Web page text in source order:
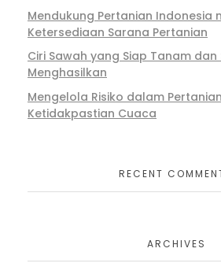
Mendukung Pertanian Indonesia
Ketersediaan Sarana Pertanian
Ciri Sawah yang Siap Tanam dan
Menghasilkan
Mengelola Risiko dalam
Ketidakpastian Cuaca
RECENT
ARCHIVES